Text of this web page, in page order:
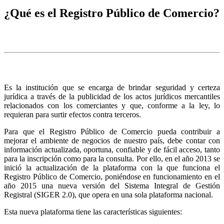
¿Qué es el Registro Público de Comercio?
Es la institución que se encarga de brindar seguridad y certeza
jurídica a través de la publicidad de los actos jurídicos mercantiles
relacionados con los comerciantes y que, conforme a la ley, lo
requieran para surtir efectos contra terceros.
Para que el Registro Público de Comercio pueda contribuir a
mejorar el ambiente de negocios de nuestro país, debe contar con
información actualizada, oportuna, confiable y de fácil acceso, tanto
para la inscripción como para la consulta. Por ello, en el año 2013 se
inició la actualización de la plataforma con la que funciona el
Registro Público de Comercio, poniéndose en funcionamiento en el
año 2015 una nueva versión del Sistema Integral de Gestión
Registral (SIGER 2.0), que opera en una sola plataforma nacional.
Esta nueva plataforma tiene las características siguientes: